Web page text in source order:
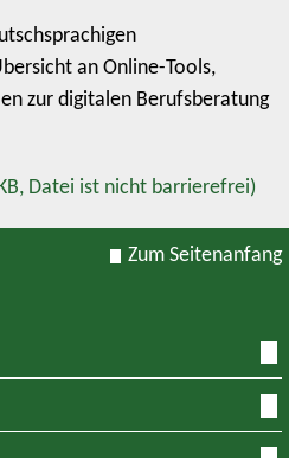
an Online-Tools,
zur digitalen Berufsberatung
Datei ist nicht barrierefrei)
Zum Seitenanfang